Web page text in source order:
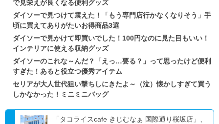
で見栄えが良くなる便利グッズ
ダイソーで見つけて震えた！「もう専門店行かなくなりそう」手
頃に買えてありがたいお得商品3選
ダイソーで見かけて即買いでした！100円なのに見た目もいい！
インテリアに使える収納グッズ
ダイソーのこれな～んだ？「えっ…要る？」って思ったけど便利
すぎた！あると役立つ優秀アイテム
セリアが大人世代狙い撃ちしにきたよ～（泣）懐かしすぎて買う
しかなかった！ミニミニバッグ
「タコライスcafe きじむなぁ 国際通り桜坂店」、